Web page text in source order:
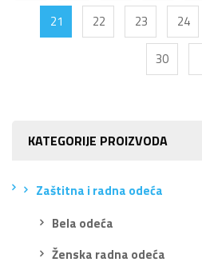
KATEGORIJE PROIZVODA
Zaštitna i radna odeća
Bela odeća
Ženska radna odeća
21 22 23 24
30